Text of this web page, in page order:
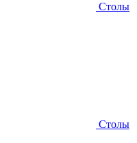
Столы
Столы